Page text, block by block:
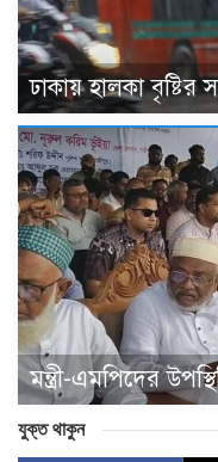
ঢাকায় হালকা বৃষ্টির
মন্ত্রী-এমপিদের
যুক্ত থাকুন